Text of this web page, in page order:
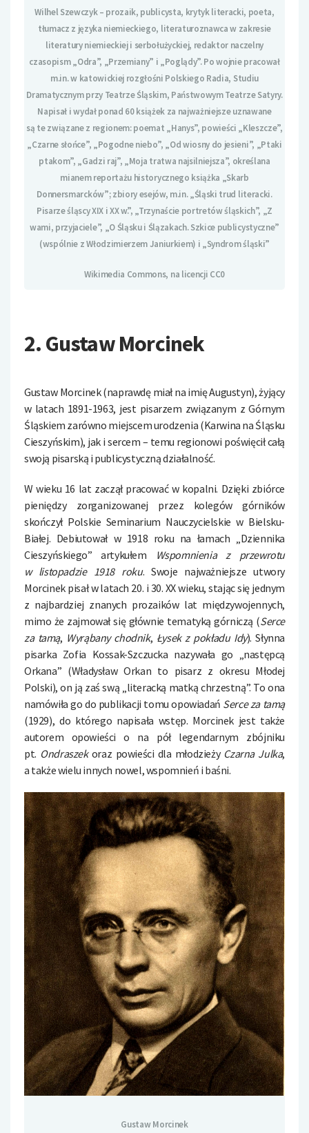
Wilhel Szewczyk – prozaik, publicysta, krytyk literacki, poeta,
tłumacz z języka niemieckiego, literaturoznawca w zakresie
literatury niemieckiej i serbołużyckiej, redaktor naczelny
czasopism „Odra”, „Przemiany” i „Poglądy”. Po wojnie pracował
m.in. w katowickiej rozgłośni Polskiego Radia, Studiu
Dramatycznym przy Teatrze Śląskim, Państwowym Teatrze Satyry.
Napisał i wydał ponad 60 książek za najważniejsze uznawane
są te związane z regionem: poemat „Hanys”, powieści „Kleszcze”,
„Czarne słońce”, „Pogodne niebo”, „Od wiosny do jesieni”, „Ptaki
ptakom”, „Gadzi raj”, „Moja tratwa najsilniejsza”, określana
mianem reportażu historycznego książka „Skarb
Donnersmarcków”; zbiory esejów, m.in. „Śląski trud literacki.
Pisarze śląscy XIX i XX w.”, „Trzynaście portretów śląskich”, „Z
wami, przyjaciele”, „O Śląsku i Ślązakach. Szkice publicystyczne”
(wspólnie z Włodzimierzem Janiurkiem) i „Syndrom śląski”
Wikimedia Commons, na licencji CC0
2. Gustaw Morcinek
Gustaw Morcinek (naprawdę miał na imię Augustyn), żyjący
w latach 1891-1963, jest pisarzem związanym z Górnym
Śląskiem zarówno miejscem urodzenia (Karwina na Śląsku
Cieszyńskim), jak i sercem – temu regionowi poświęcił całą
swoją pisarską i publicystyczną działalność.
W wieku 16 lat zaczął pracować w kopalni. Dzięki zbiórce
pieniędzy zorganizowanej przez kolegów górników
skończył Polskie Seminarium Nauczycielskie w Bielsku-
Białej. Debiutował w 1918 roku na łamach „Dziennika
Cieszyńskiego” artykułem
Wspomnienia z przewrotu
w listopadzie 1918 roku. Swoje najważniejsze utwory
Morcinek pisał w latach 20. i 30. XX wieku, stając się jednym
z najbardziej znanych prozaików lat międzywojennych,
mimo że zajmował się głównie tematyką górniczą (Serce
za tamą, Wyrąbany chodnik, Łysek z pokładu Idy). Słynna
pisarka Zofia Kossak-Szczucka nazywała go „następcą
Orkana” (Władysław Orkan to pisarz z okresu Młodej
Polski), on ją zaś swą „literacką matką chrzestną”. To ona
namówiła go do publikacji tomu opowiadań Serce za tamą
(1929), do którego napisała wstęp. Morcinek jest także
autorem opowieści o na pół legendarnym zbójniku
pt. Ondraszekoraz powieści dla młodzieży Czarna Julka,
a także wielu innych nowel, wspomnień i baśni.
Gustaw Morcinek